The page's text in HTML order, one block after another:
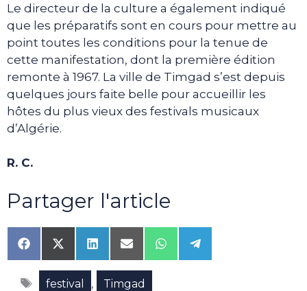
Le directeur de la culture a également indiqué
que les préparatifs sont en cours pour mettre au
point toutes les conditions pour la tenue de
cette manifestation, dont la première édition
remonte à 1967. La ville de Timgad s’est depuis
quelques jours faite belle pour accueillir les
hôtes du plus vieux des festivals musicaux
d’Algérie.
R. C.
Partager l'article
Share
on
Facebook
Share
on
X
(Twitter)
Share
on
LinkedIn
Share
on
Email
Share
on
Share
on
Étiquettes
festival , Timgad